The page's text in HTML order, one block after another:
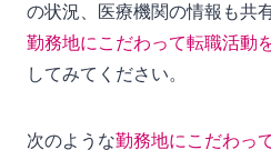
の状況、医療機関の情報も共
勤務地にこだわって転職活動
してみてください。
次のような勤務地にこだわっ